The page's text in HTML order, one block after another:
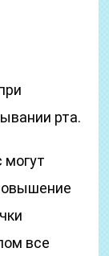
рта.
могут
все